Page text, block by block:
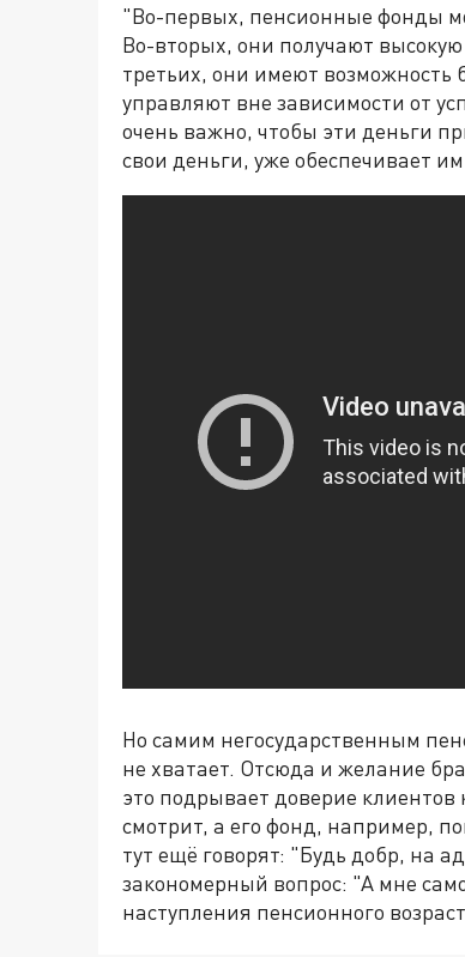
"Во-первых, пенсионные фонды
Во-вторых, они получают
третьих, они имеют возможность
управляют вне зависимости от
очень важно, чтобы эти деньги
свои деньги, уже обеспечивает
Но самим негосударственным
не хватает. Отсюда и желание
это подрывает доверие
смотрит, а его фонд, например,
тут ещё говорят: "Будь добр, на
закономерный вопрос: "А мне
наступления пенсионного